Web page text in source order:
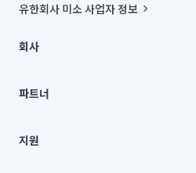
유한회사 미소 사업자 정보
00019 |
주소 | 본사: 서울특별시 종로구 율곡로
컨택센터 : 서울특별시 종로구 수송동 율
상품, 상품정보, 거래에 관한 의무와 책임
언론 보도 관련 문의:
회사
채용
파트너
이사
지원